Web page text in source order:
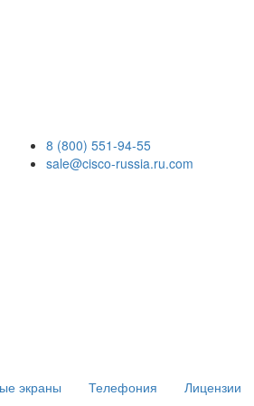
8 (800) 551-94-55
sale@cisco-russia.ru.com
экраны Телефония Лицензии